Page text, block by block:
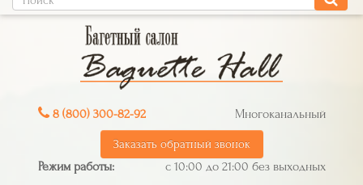
8 (800) 300-82-92 Многоканальный
Заказать обратный звонок
Режим работы: с 10:00 до 21:00 без выходных